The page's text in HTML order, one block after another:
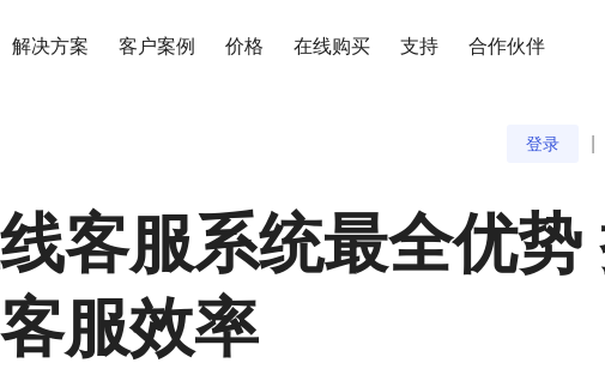
解决方案 客户案例 价格 在线购买 支持 合作伙伴
登录
客服系统最全优势
服效率